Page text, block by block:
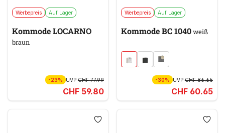
Werbepreis Auf Lager
Kommode LOCARNO
braun
-23% UVP CHF 77.99
CHF 59.80
Werbepreis Auf Lager
Kommode BC 1040weiß
-30% UVPCHF 86.65
CHF 60.65